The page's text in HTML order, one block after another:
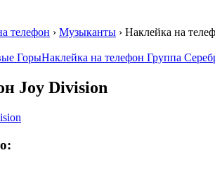
телефон › Музыканты › Наклейка на
ГорыНаклейка на телефон Группа
Joy Division